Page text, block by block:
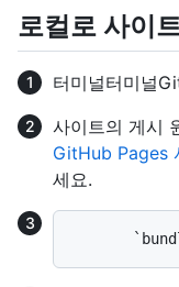
로컬로 사이
터미널터미널
사이트의 게시
GitHub Pages
세요.